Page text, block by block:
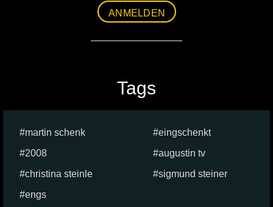
ANMELDEN
Tags
martin schenk
eingschenkt
2008
augustin tv
christina steinle
sigmund steiner
engs